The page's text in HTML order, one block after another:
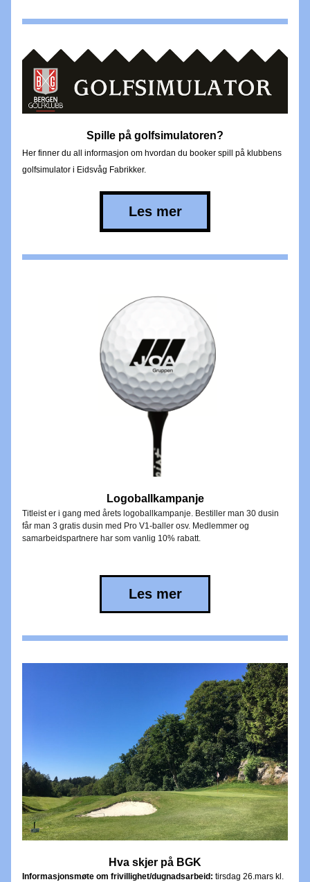
Spille på golfsimulatoren?
Her finner du all informasjon om hvordan du booker spill på klubbens
golfsimulator i Eidsvåg Fabrikker.
Les mer
Logoballkampanje
Titleist er i gang med årets logoballkampanje. Bestiller man 30 dusin
får man 3 gratis dusin med Pro V1-baller osv. Medlemmer og
samarbeidspartnere har som vanlig 10% rabatt.
Les mer
Hva skjer på BGK
Informasjonsmøte om frivillighet/dugnadsarbeid: tirsdag 26.mars kl.